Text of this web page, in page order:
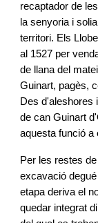
recaptador de
la senyoria i
territori. Els
al 1527 per
de llana del
Guinart, pagès,
Des d'aleshores
de can Guinart
aquesta funció a
Per les restes
excavació
etapa deriva el
quedar integrat